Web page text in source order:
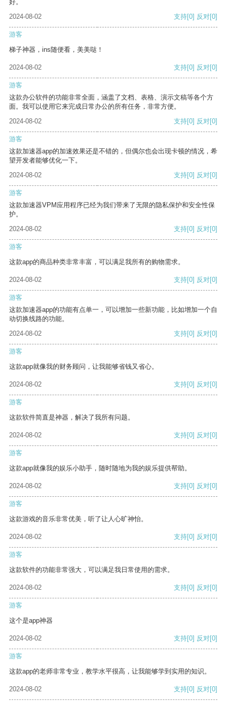
好。
2024-08-02
支持[0] 反对[0]
游客
梯子神器，ins随便看，美美哒！
2024-08-02 支持[0] 反对[0]
游客
这款办公软件的功能非常全面，涵盖了文档、表格、演示文稿等各个方
面。我可以使用它来完成日常办公的所有任务，非常方便。
2024-08-02
支持[0] 反对[0]
游客
这款加速器app的加速效果还是不错的，但偶尔也会出现卡顿的情况，希
望开发者能够优化一下。
2024-08-02
支持[0] 反对[0]
游客
这款加速器VPM应用程序已经为我们带来了无限的隐私保护和安全性保
护。
2024-08-02
支持[0] 反对[0]
游客
这款app的商品种类非常丰富，可以满足我所有的购物需求。
2024-08-02 支持[0] 反对[0]
游客
这款加速器app的功能有点单一，可以增加一些新功能，比如增加一个自
动切换线路的功能。
2024-08-02
支持[0] 反对[0]
游客
这款app就像我的财务顾问，让我能够省钱又省心。
2024-08-02 支持[0] 反对[0]
游客
这款软件简直是神器，解决了我所有问题。
2024-08-02 支持[0] 反对[0]
游客
这款app就像我的娱乐小助手，随时随地为我的娱乐提供帮助。
2024-08-02 支持[0] 反对[0]
游客
这款游戏的音乐非常优美，听了让人心旷神怡。
2024-08-02 支持[0] 反对[0]
游客
这款软件的功能非常强大，可以满足我日常使用的需求。
2024-08-02 支持[0] 反对[0]
游客
这个是app神器
2024-08-02 支持[0] 反对[0]
游客
这款app的老师非常专业，教学水平很高，让我能够学到实用的知识。
2024-08-02 支持[0] 反对[0]